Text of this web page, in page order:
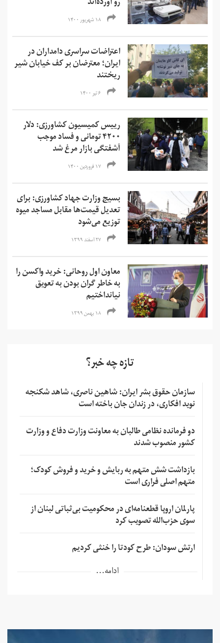
۱۸ شهریور ۱۴۰۰
اعتراضات سراسری دامداران در
ایران؛ معترضان بر کف خیابان شیر
ریختند
۶ تیر ۱۴۰۰
رییس کمیسیون کشاورزی: دلار
۴۲۰۰ تومانی و فساد موجب
آشفتگی بازار مرغ شد
۱۷ فروردین ۱۴۰۰
بسیج وزارت جهاد کشاورزی: برای
تعدیل قیمت‌ها مقابل مساجد میوه
توزیع می‌شود
۲۷ اسفند ۱۳۹۹
معاون اول روحانی: خرید واکسن را
به خاطر گران بودن به تعویق
نیانداختیم
۱۸ بهمن ۱۳۹۹
تازه چه خبر؟
سازمان حقوق بشر ایران: شاهین ناصری، شاهد شکنجه
نوید افکاری، در زندان جان باخته است
دو فرمانده نظامی طالبان به معاونت وزارت دفاع و وزارت
کشور منصوب شدند
بازداشت شش متهم به ربایش و خرید و فروش کودک؛
متهم اصلی فراری است
پارلمان اروپا قطعنامه‌ای در محکومیت بی‌ثباتی لبنان از
سوی حزب‌الله تصویب کرد
ارتش سودان: طرح کودتا را خنثی کردیم
ادامه...